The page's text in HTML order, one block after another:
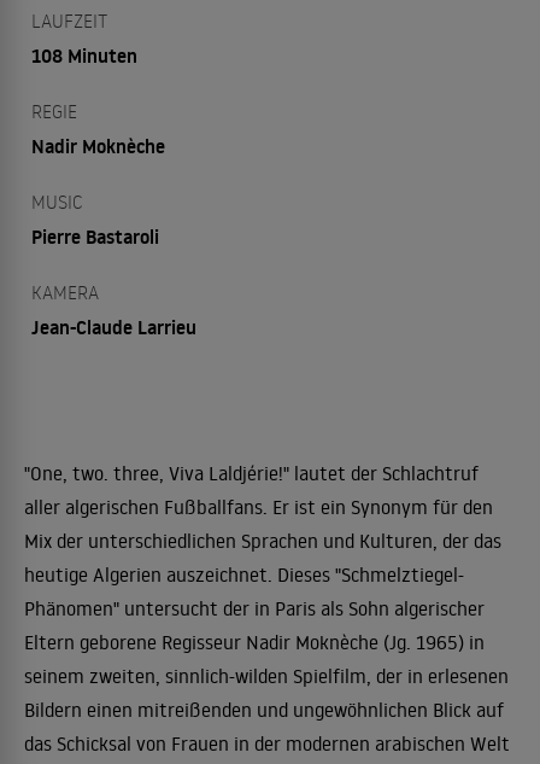
LAUFZEIT
108 Minuten
REGIE
Nadir Moknèche
MUSIC
Pierre Bastaroli
KAMERA
Jean-Claude Larrieu
"One, two. three, Viva Laldjérie!" lautet der Schlachtruf
aller algerischen Fußballfans. Er ist ein Synonym für den
Mix der unterschiedlichen Sprachen und Kulturen, der das
heutige Algerien auszeichnet. Dieses "Schmelztiegel-
Phänomen" untersucht der in Paris als Sohn algerischer
Eltern geborene Regisseur Nadir Moknèche (Jg. 1965) in
seinem zweiten, sinnlich-wilden Spielfilm, der in erlesenen
Bildern einen mitreißenden und ungewöhnlichen Blick auf
das Schicksal von Frauen in der modernen arabischen Welt